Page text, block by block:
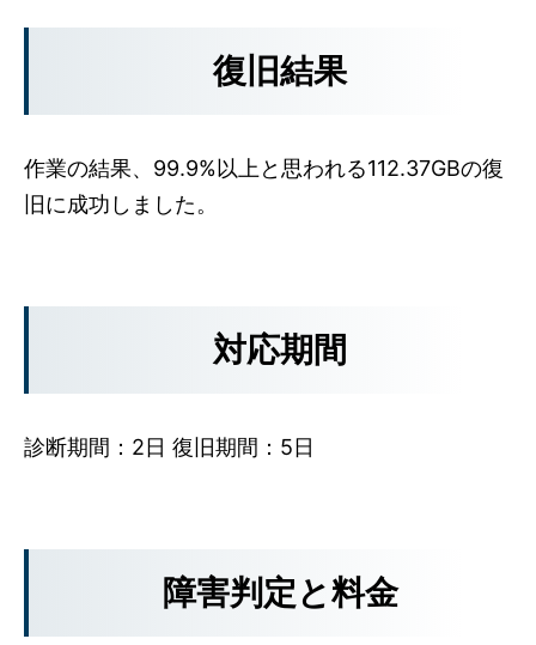
復旧結果
作業の結果、99.9%以上と思われる112.37GBの復
旧に成功しました。
対応期間
診断期間：2日 復旧期間：5日
障害判定と料金